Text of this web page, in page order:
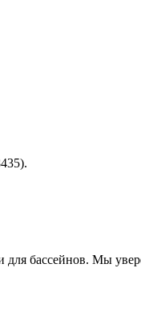
для бассейнов. Мы